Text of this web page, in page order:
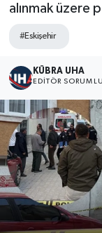
alınmak üzere
#Eskişehir
KÜBRA UHA
EDİTÖR
Haber